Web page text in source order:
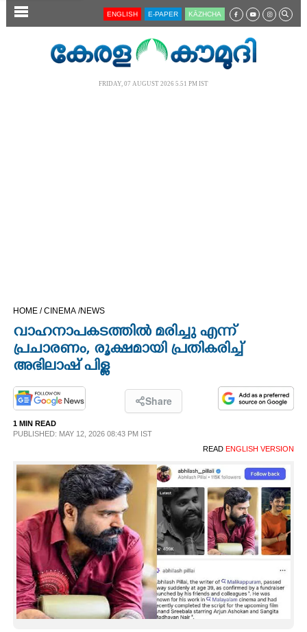
SECTIONS
OPINION
PHOTOS
LIFESTYLE
SPIRITUAL
INFO+
ART
ASTRO
ENGLISH E-PAPER KĀZHCHA
FRIDAY, 07 AUGUST 2026 5.51 PM IST
HOME /CINEMA /NEWS
വാഹനാപകടത്തിൽ മരിച്ചു എന്ന്
പ്രചാരണം,​ രൂക്ഷമായി പ്രതികരിച്ച്
അഭിലാഷ് പിള്ള
Share
1 MIN READ
PUBLISHED: MAY 12, 2026 08:43 PM IST
READ ENGLISH VERSION